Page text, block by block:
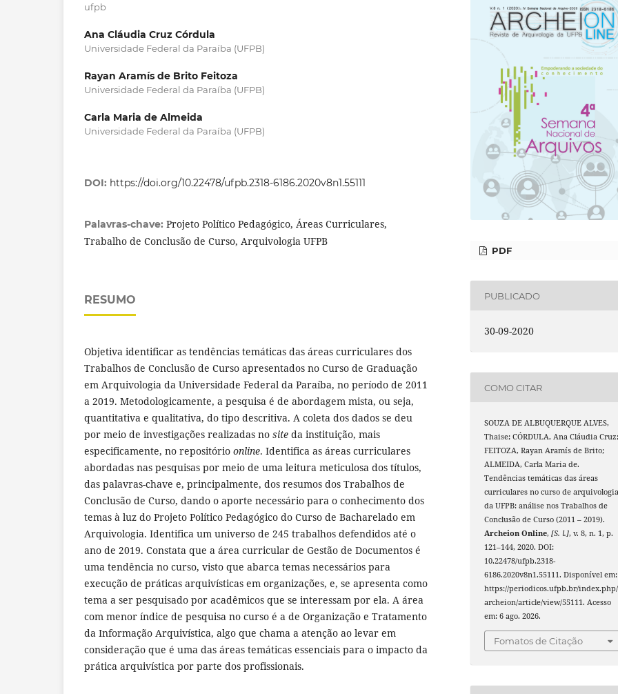
ufpb
Ana Cláudia Cruz Córdula
Universidade Federal da Paraíba (UFPB)
Rayan Aramís de Brito Feitoza
Universidade Federal da Paraíba (UFPB)
Carla Maria de Almeida
Universidade Federal da Paraíba (UFPB)
DOI: https://doi.org/10.22478/ufpb.2318-6186.2020v8n1.55111
Palavras-chave: Projeto Político Pedagógico, Áreas Curriculares,
Trabalho de Conclusão de Curso, Arquivologia UFPB
RESUMO
Objetiva identificar as tendências temáticas das áreas curriculares dos
Trabalhos de Conclusão de Curso apresentados no Curso de Graduação
em Arquivologia da Universidade Federal da Paraíba, no período de 2011
a 2019. Metodologicamente, a pesquisa é de abordagem mista, ou seja,
quantitativa e qualitativa, do tipo descritiva. A coleta dos dados se deu
por meio de investigações realizadas no site da instituição, mais
especificamente, no repositório online. Identifica as áreas curriculares
abordadas nas pesquisas por meio de uma leitura meticulosa dos títulos,
das palavras-chave e, principalmente, dos resumos dos Trabalhos de
Conclusão de Curso, dando o aporte necessário para o conhecimento dos
temas à luz do Projeto Político Pedagógico do Curso de Bacharelado em
Arquivologia. Identifica um universo de 245 trabalhos defendidos até o
ano de 2019. Constata que a área curricular de Gestão de Documentos é
uma tendência no curso, visto que abarca temas necessários para
execução de práticas arquivísticas em organizações, e, se apresenta como
tema a ser pesquisado por acadêmicos que se interessam por ela. A área
com menor índice de pesquisa no curso é a de Organização e Tratamento
da Informação Arquivística, algo que chama a atenção ao levar em
consideração que é uma das áreas temáticas essenciais para o impacto da
prática arquivística por parte dos profissionais.
PDF
PUBLICADO
30-09-2020
COMO CITAR
SOUZA DE ALBUQUERQUE ALVES,
Thaise; CÓRDULA, Ana Cláudia
FEITOZA, Rayan Aramís de Brito;
ALMEIDA, Carla Maria de.
Tendências temáticas das áreas
curriculares no curso de
da UFPB: análise nos Trabalhos de
Conclusão de Curso (2011 – 2019).
Archeion Online,[S. l.], v. 8, n. 1, p.
121–144, 2020. DOI:
10.22478/ufpb.2318-
6186.2020v8n1.55111. Disponível em:
https://periodicos.ufpb.br/index.php/
archeion/article/view/55111. Acesso
em: 6 ago. 2026.
Fomatos de Citação